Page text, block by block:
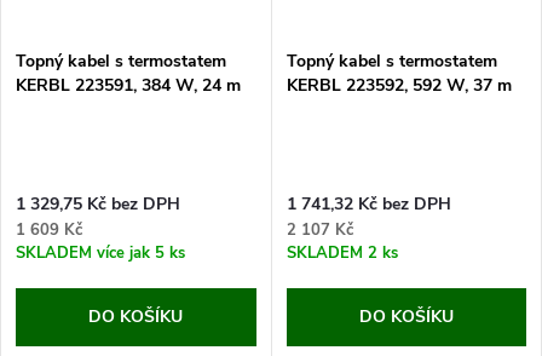
Topný kabel s termostatem
KERBL 223591, 384 W, 24 m
1 329,75 Kč bez DPH
1 609 Kč
SKLADEM více jak 5 ks
DO KOŠÍKU
Topný kabel s termostatem
KERBL 223592, 592 W, 37 m
1 741,32 Kč bez DPH
2 107 Kč
SKLADEM 2 ks
DO KOŠÍKU